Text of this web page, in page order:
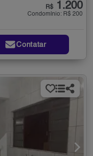
R$ 1.200
Condomínio: R$ 200
Contatar